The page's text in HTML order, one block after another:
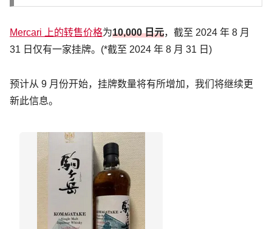
Mercari 上的转售价格为10,000 日元，截至 2024 年 8 月
31 日仅有一家挂牌。(*截至 2024 年 8 月 31 日)
预计从 9 月份开始，挂牌数量将有所增加，我们将继续更
新此信息。